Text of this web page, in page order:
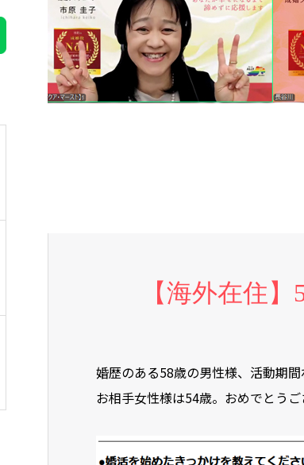
【海外在住
婚歴のある58歳の男性様、活動期
お相手女性様は54歳。おめでとう